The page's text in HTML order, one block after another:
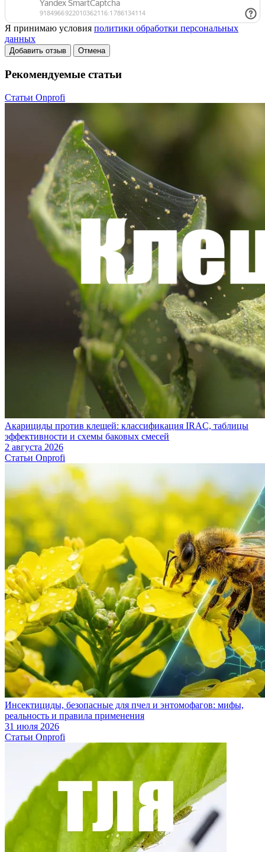
Я принимаю условия политики обработки персональных
данных
Добавить отзыв Отмена
Рекомендуемые статьи
Статьи Onprofi
Акарициды против клещей: классификация IRAC, таблицы
эффективности и схемы баковых смесей
2 августа 2026
Статьи Onprofi
Инсектициды, безопасные для пчел и энтомофагов: мифы,
реальность и правила применения
31 июля 2026
Статьи Onprofi